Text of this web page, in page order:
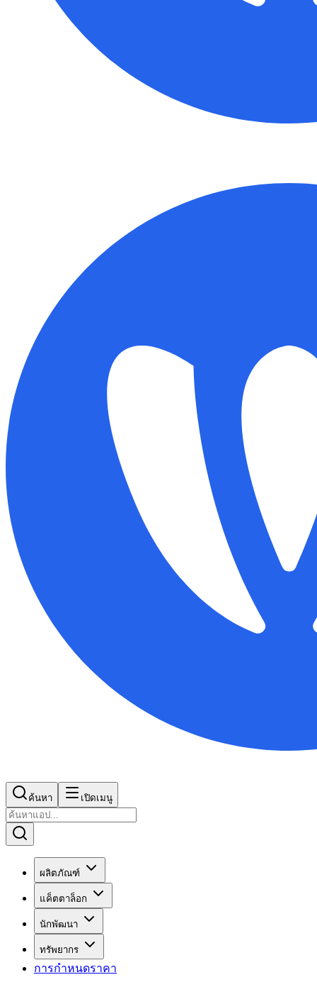
ค้นหา เปิดเมนู
ผลิตภัณฑ์
แค็ตตาล็อก
นักพัฒนา
ทรัพยากร
การกำหนดราคา